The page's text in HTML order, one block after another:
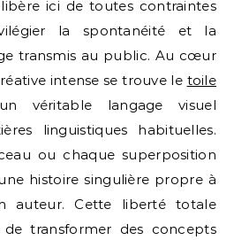
ici de toutes contraintes
la spontanéité et la
transmis au public. Au cœur
intense se trouve le toile
véritable langage visuel
linguistiques habituelles.
ou chaque superposition
histoire singulière propre à
auteur. Cette liberté totale
transformer des concepts